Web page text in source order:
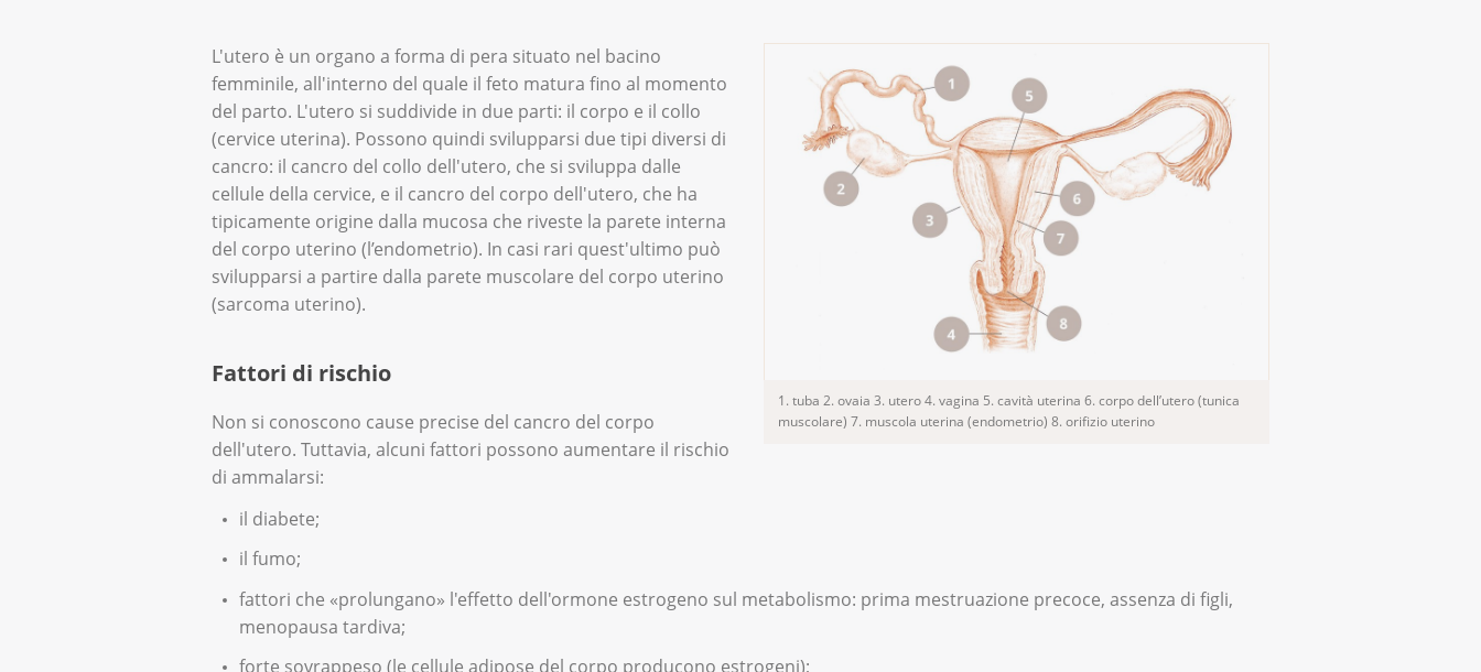
1. tuba 2. ovaia 3. utero 4. vagina 5. cavità uterina 6. corpo dell’utero (tunica
muscolare) 7. muscola uterina (endometrio) 8. orifizio uterino
L'utero è un organo a forma di pera situato nel bacino
femminile, all'interno del quale il feto matura fino al momento
del parto. L'utero si suddivide in due parti: il corpo e il collo
(cervice uterina). Possono quindi svilupparsi due tipi diversi di
cancro: il cancro del collo dell'utero, che si sviluppa dalle
cellule della cervice, e il cancro del corpo dell'utero, che ha
tipicamente origine dalla mucosa che riveste la parete interna
del corpo uterino (l’endometrio). In casi rari quest'ultimo può
svilupparsi a partire dalla parete muscolare del corpo uterino
(sarcoma uterino).
Fattori di rischio
Non si conoscono cause precise del cancro del corpo
dell'utero. Tuttavia, alcuni fattori possono aumentare il rischio
di ammalarsi:
il diabete;
il fumo;
fattori che «prolungano» l'effetto dell'ormone estrogeno sul metabolismo: prima mestruazione precoce, assenza di figli,
menopausa tardiva;
forte sovrappeso (le cellule adipose del corpo producono estrogeni);